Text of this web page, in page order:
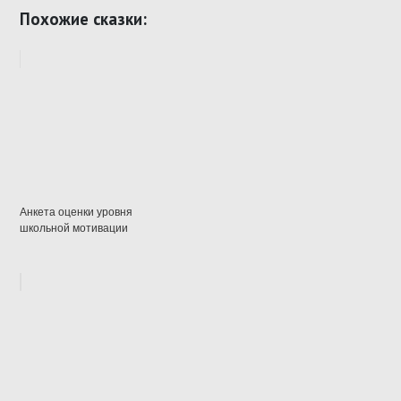
Похожие сказки:
Анкета оценки уровня
школьной мотивации